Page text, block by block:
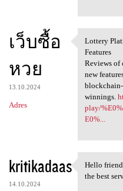
เว็บซื้อ
หวย
13.10.2024
Adres
Lottery
Lottery
Features
Reviews of
new
blockchain-
winnings.
play/
E0%...
kritikadaas
14.10.2024
Hello
Hello
the best